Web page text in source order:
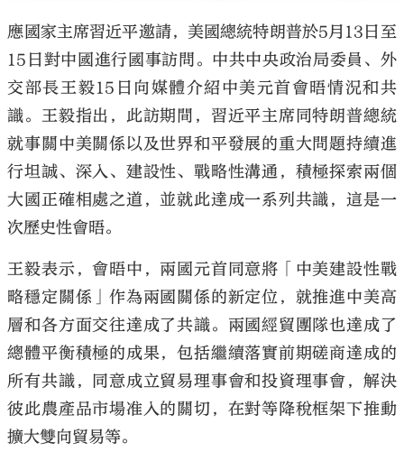
應國家主席習近平邀請，美國總統特朗普於5月13日至
15日對中國進行國事訪問。中共中央政治局委員、外
交部長王毅15日向媒體介紹中美元首會晤情況和共
識。王毅指出，此訪期間，習近平主席同特朗普總統
就事關中美關係以及世界和平發展的重大問題持續進
行坦誠、深入、建設性、戰略性溝通，積極探索兩個
大國正確相處之道，並就此達成一系列共識，這是一
次歷史性會晤。
王毅表示，會晤中，兩國元首同意將「中美建設性戰
略穩定關係」作為兩國關係的新定位，就推進中美高
層和各方面交往達成了共識。兩國經貿團隊也達成了
總體平衡積極的成果，包括繼續落實前期磋商達成的
所有共識，同意成立貿易理事會和投資理事會，解決
彼此農產品市場准入的關切，在對等降稅框架下推動
擴大雙向貿易等。